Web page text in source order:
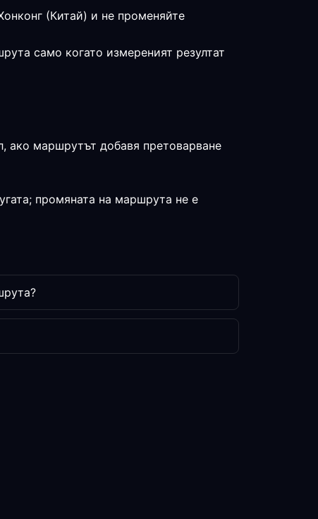
(Китай) и не променяйте
само когато измереният резултат
ако маршрутът добавя претоварване
промяната на маршрута не е